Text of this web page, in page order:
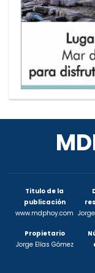
Titulo de la
publicación
www.mdphoy.com
Propietario
Jorge Elías Gómez